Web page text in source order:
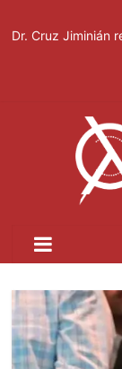
Dr. Cruz Jiminián
El mundo del
Johnny Pujols:
quieren inscribirse
César Fernández
reflejan la realidad